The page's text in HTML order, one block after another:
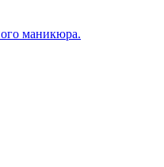
маникюра.